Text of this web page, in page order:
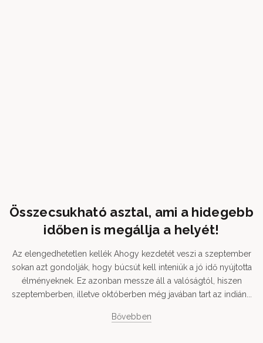
Összecsukható asztal, ami a hidegebb
időben is megállja a helyét!
Az elengedhetetlen kellék Ahogy kezdetét veszi a szeptember
sokan azt gondolják, hogy búcsút kell inteniük a jó idő nyújtotta
élményeknek. Ez azonban messze áll a valóságtól, hiszen
szeptemberben, illetve októberben még javában tart az indián...
Bővebben